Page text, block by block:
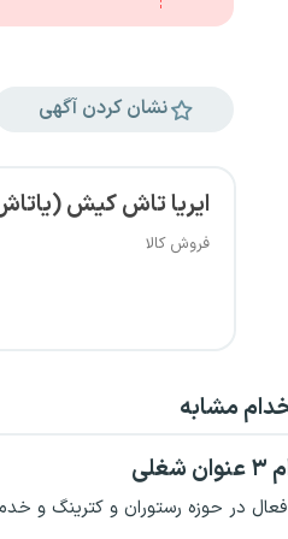
نشان کردن آگهی
ایریا تاش کیش
فروش کالا
مشابه
در حوزه رستوران و کترینگ و